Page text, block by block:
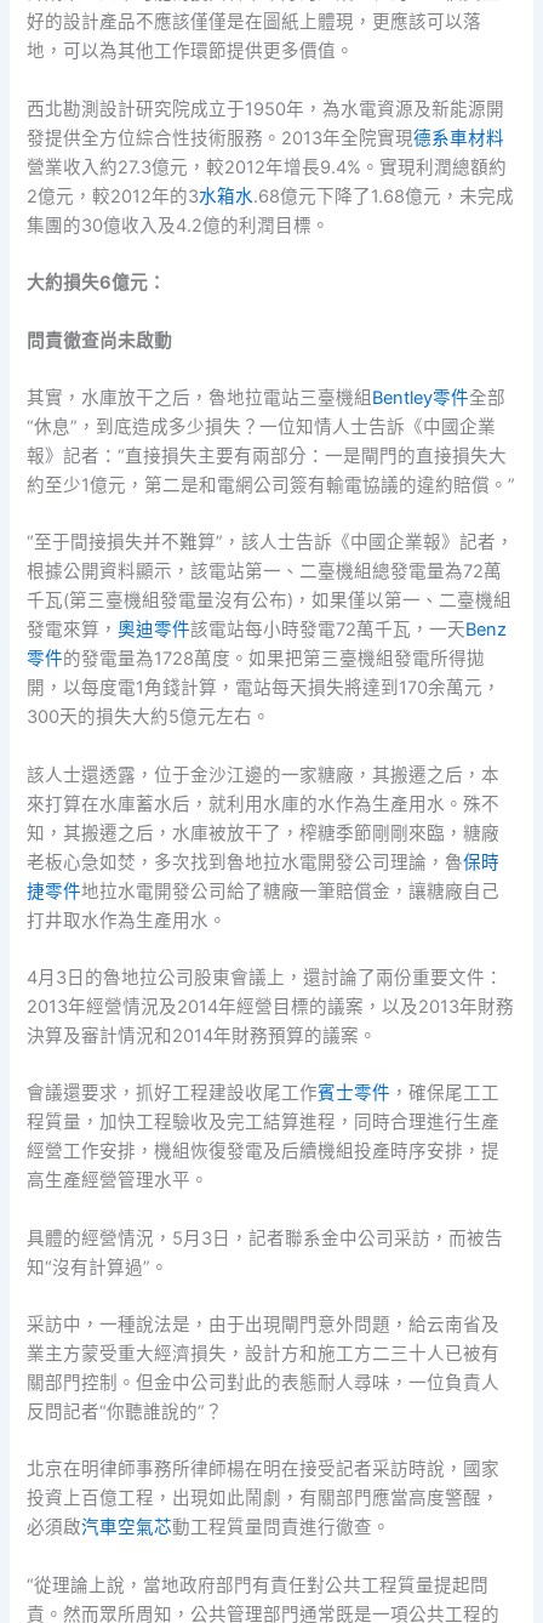
好的設計產品不應該僅僅是在圖紙上體現，更應該可以落
地，可以為其他工作環節提供更多價值。
西北勘測設計研究院成立于1950年，為水電資源及新能源開
發提供全方位綜合性技術服務。2013年全院實現德系車材料
營業收入約27.3億元，較2012年增長9.4%。實現利潤總額約
2億元，較2012年的3水箱水.68億元下降了1.68億元，未完成
集團的30億收入及4.2億的利潤目標。
大約損失6億元：
問責徹查尚未啟動
其實，水庫放干之后，魯地拉電站三臺機組 Bentley零件全部
“休息”，到底造成多少損失？一位知情人士告訴《中國企業
報》記者：“直接損失主要有兩部分：一是閘門的直接損失大
約至少1億元，第二是和電網公司簽有輸電協議的違約賠償。”
“至于間接損失并不難算”，該人士告訴《中國企業報》記者，
根據公開資料顯示，該電站第一、二臺機組總發電量為72萬
千瓦(第三臺機組發電量沒有公布)，如果僅以第一、二臺機組
發電來算，奧迪零件該電站每小時發電72萬千瓦，一天Benz
零件的發電量為1728萬度。如果把第三臺機組發電所得拋
開，以每度電1角錢計算，電站每天損失將達到170余萬元，
300天的損失大約5億元左右。
該人士還透露，位于金沙江邊的一家糖廠，其搬遷之后，本
來打算在水庫蓄水后，就利用水庫的水作為生產用水。殊不
知，其搬遷之后，水庫被放干了，榨糖季節剛剛來臨，糖廠
老板心急如焚，多次找到魯地拉水電開發公司理論，魯保時
捷零件地拉水電開發公司給了糖廠一筆賠償金，讓糖廠自己
打井取水作為生產用水。
4月3日的魯地拉公司股東會議上，還討論了兩份重要文件：
2013年經營情況及2014年經營目標的議案，以及2013年財務
決算及審計情況和2014年財務預算的議案。
會議還要求，抓好工程建設收尾工作賓士零件 ，確保尾工工
程質量，加快工程驗收及完工結算進程，同時合理進行生產
經營工作安排，機組恢復發電及后續機組投產時序安排，提
高生產經營管理水平。
具體的經營情況，5月3日，記者聯系金中公司采訪，而被告
知“沒有計算過”。
采訪中，一種說法是，由于出現閘門意外問題，給云南省及
業主方蒙受重大經濟損失，設計方和施工方二三十人已被有
關部門控制。但金中公司對此的表態耐人尋味，一位負責人
反問記者“你聽誰說的”？
北京在明律師事務所律師楊在明在接受記者采訪時說，國家
投資上百億工程，出現如此鬧劇，有關部門應當高度警醒，
必須啟汽車空氣芯動工程質量問責進行徹查。
“從理論上說，當地政府部門有責任對公共工程質量提起問
責。然而眾所周知，公共管理部門通常既是一項公共工程的